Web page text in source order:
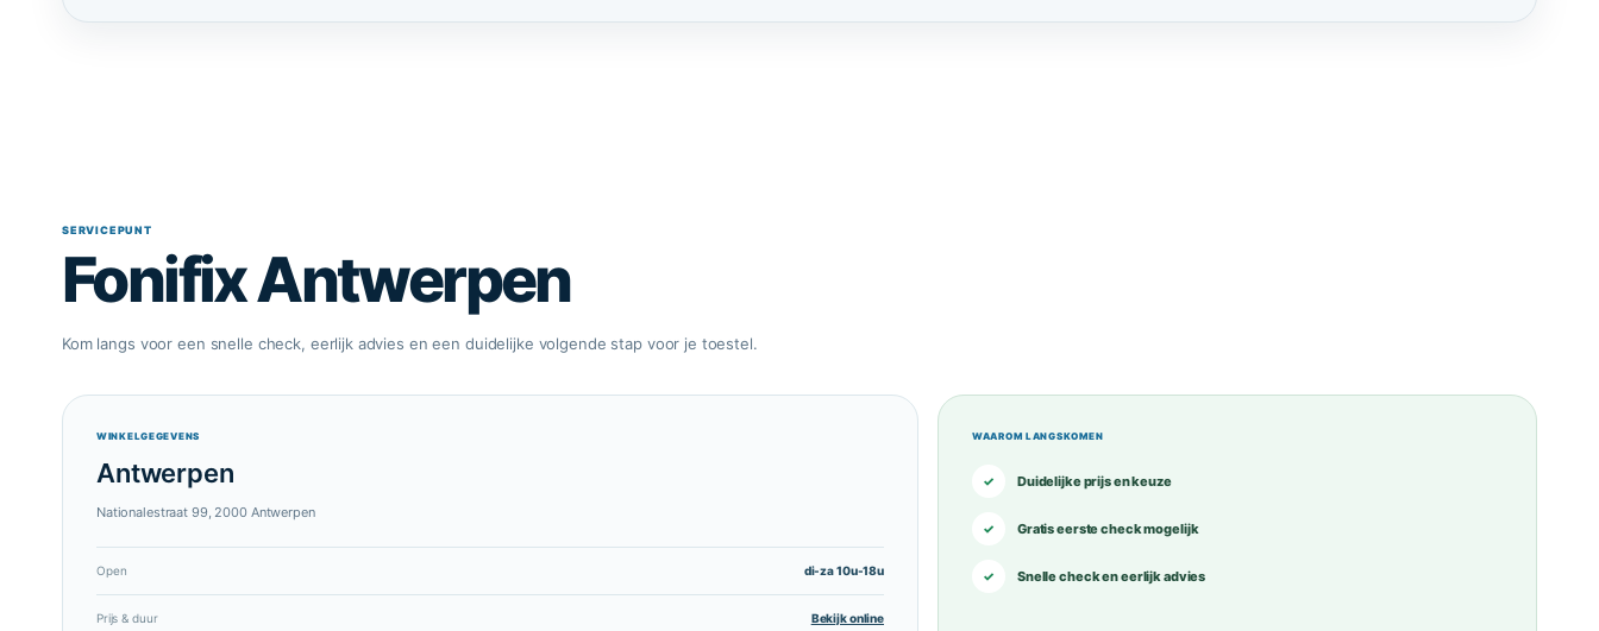
SERVICEPUNT
Fonifix Antwerpen
Kom langs voor een snelle check, eerlijk advies en een duidelijke volgende stap voor je toestel.
WINKELGEGEVENS
Antwerpen
Nationalestraat 99, 2000 Antwerpen
Open di-za 10u-18u
Prijs & duur Bekijk online
WAAROM LANGSKOMEN
✓ Duidelijke prijs en keuze
✓ Gratis eerste check mogelijk
✓ Snelle check en eerlijk advies